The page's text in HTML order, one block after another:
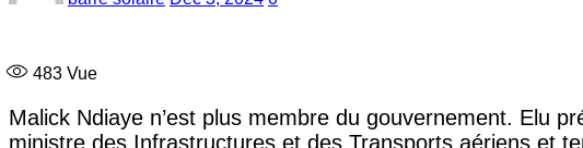
483 Vue
Malick Ndiaye n’est plus membre du gouvernement. Elu
ministre des Infrastructures et des Transports aériens et